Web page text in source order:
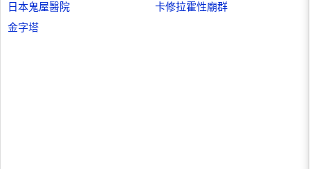
日本鬼屋醫院
卡修拉霍性廟群
金字塔